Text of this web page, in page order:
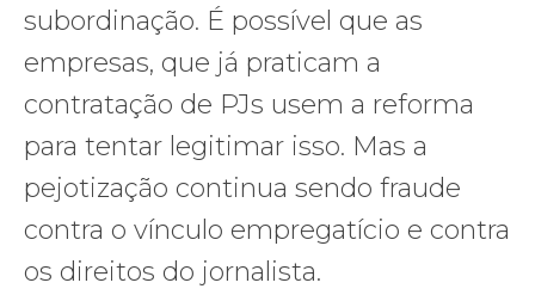
subordinação. É possível que as
empresas, que já praticam a
contratação de PJs usem a reforma
para tentar legitimar isso. Mas a
pejotização continua sendo fraude
contra o vínculo empregatício e contra
os direitos do jornalista.